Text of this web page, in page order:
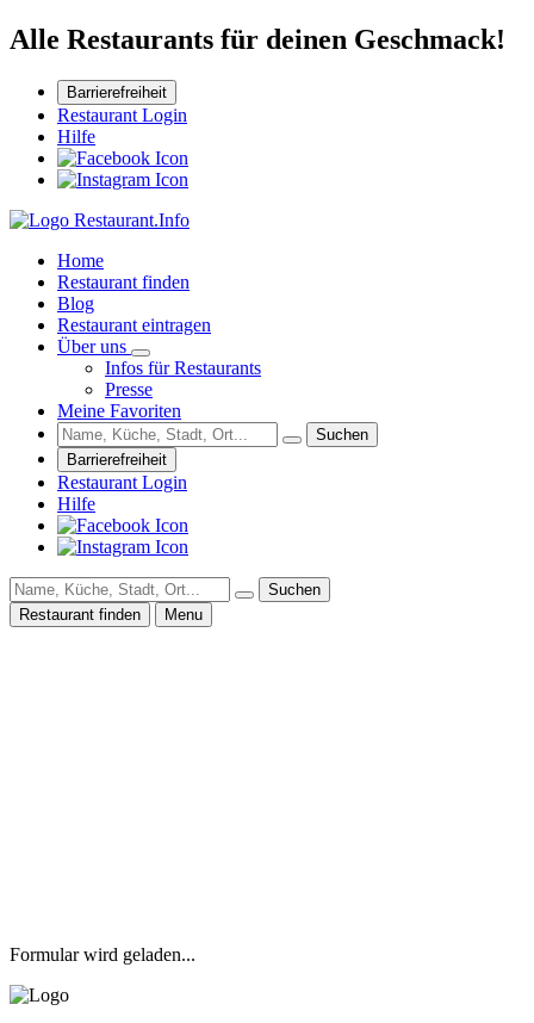
Alle Restaurants für deinen Geschmack!
Barrierefreiheit
Restaurant Login
Hilfe
Home
Restaurant finden
Blog
Restaurant eintragen
Über uns
Infos für Restaurants
Presse
Meine Favoriten
Suchen
Barrierefreiheit
Restaurant Login
Hilfe
Suchen
Restaurant finden
Menu
Formular wird geladen...